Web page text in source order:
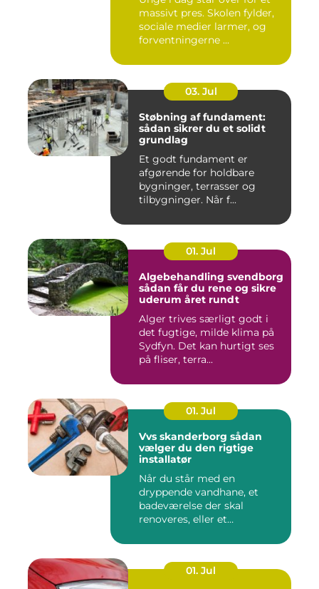
massivt pres. Skolen fylder,
sociale medier larmer, og
forventningerne ...
03. Jul
Støbning af fundament:
sådan sikrer du et solidt
grundlag
Et godt fundament er
afgørende for holdbare
bygninger, terrasser og
tilbygninger. Når f...
01. Jul
Algebehandling svendborg
sådan får du rene og sikre
uderum året rundt
Alger trives særligt godt i
det fugtige, milde klima på
Sydfyn. Det kan hurtigt ses
på fliser, terra...
01. Jul
Vvs skanderborg sådan
vælger du den rigtige
installatør
Når du står med en
dryppende vandhane, et
badeværelse der skal
renoveres, eller et
01. Jul